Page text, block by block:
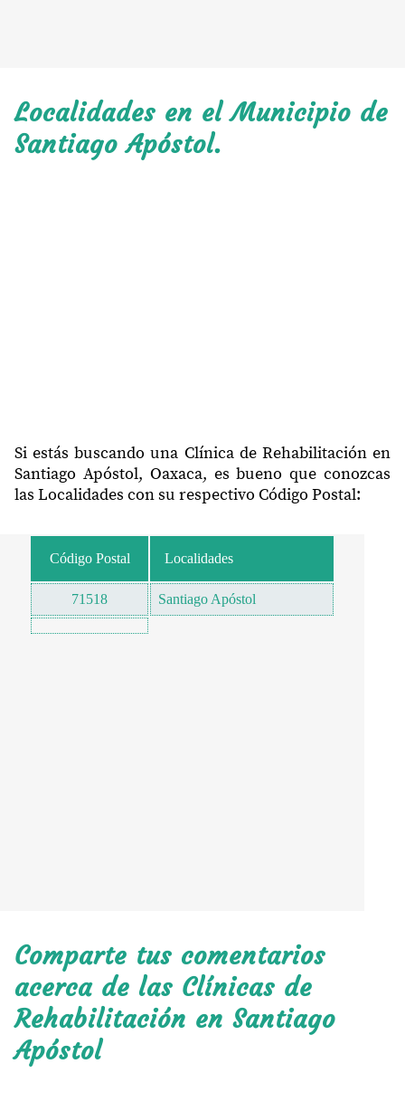
Localidades en el Municipio de
Santiago Apóstol.
Si estás buscando una Clínica de Rehabilitación en
Santiago Apóstol, Oaxaca, es bueno que conozcas
las Localidades con su respectivo Código Postal:
Código Postal Localidades
71518 Santiago Apóstol
Comparte tus comentarios
acerca de las Clínicas de
Rehabilitación en Santiago
Apóstol